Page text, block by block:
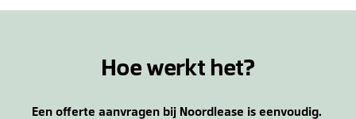
Hoe werkt het?
Een offerte aanvragen bij Noordlease is eenvoudig.